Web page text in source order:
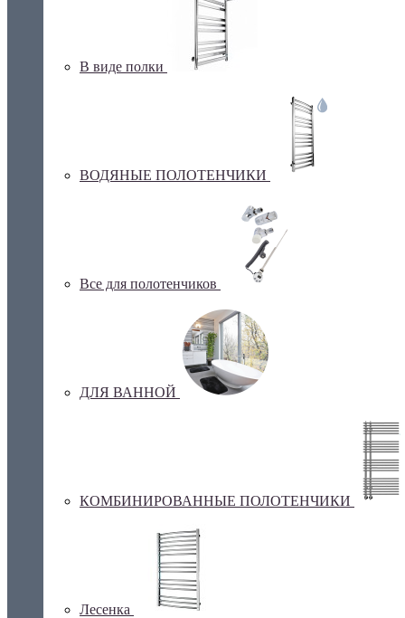
В виде полки
ВОДЯНЫЕ ПОЛОТЕНЧИКИ
Все для полотенчиков
ДЛЯ ВАННОЙ
КОМБИНИРОВАННЫЕ ПОЛОТЕНЧИКИ
Лесенка